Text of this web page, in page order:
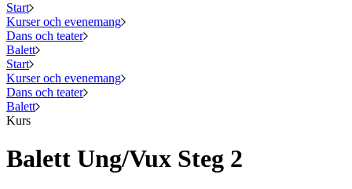
Start
Kurser och evenemang
Dans och teater
Balett
Start
Kurser och evenemang
Dans och teater
Balett
Kurs
Balett Ung/Vux Steg 2